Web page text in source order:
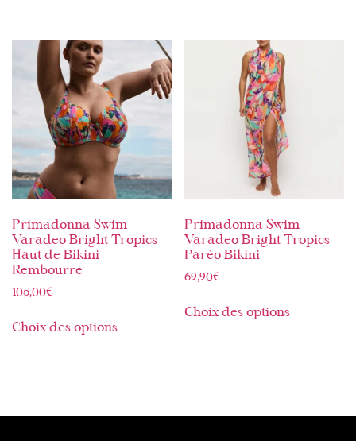
Primadonna Swim
Varadeo Bright Tropics
Haut de Bikini
Rembourré
105,00€
Choix des options
Primadonna Swim
Varadeo Bright Tropics
Paréo Bikini
69,90€
Choix des options